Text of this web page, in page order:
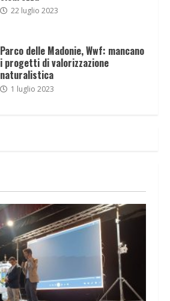
22 luglio 2023
Parco delle Madonie, Wwf: mancano
i progetti di valorizzazione
naturalistica
1 luglio 2023